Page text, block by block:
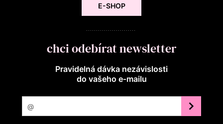
E-SHOP
chci odebírat newsletter
Pravidelná dávka nezávislosti
do vašeho e‑mailu